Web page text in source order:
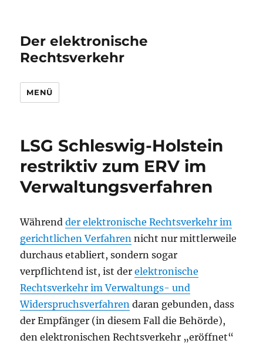
Der elektronische
Rechtsverkehr
MENÜ
LSG Schleswig-Holstein
restriktiv zum ERV im
Verwaltungsverfahren
Währendder elektronische Rechtsverkehr im
gerichtlichen Verfahren nicht nur mittlerweile
durchaus etabliert, sondern sogar
verpflichtend ist, ist derelektronische
Rechtsverkehr im Verwaltungs- und
Widerspruchsverfahren daran gebunden, dass
der Empfänger (in diesem Fall die Behörde),
den elektronischen Rechtsverkehr „eröffnet“